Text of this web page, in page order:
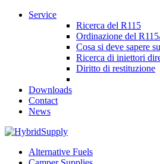
Service
Ricerca del R115
Ordinazione del
Cosa si deve sapere
Ricerca di iniettori
Diritto di restituzione
Downloads
Contact
News
Alternative Fuels